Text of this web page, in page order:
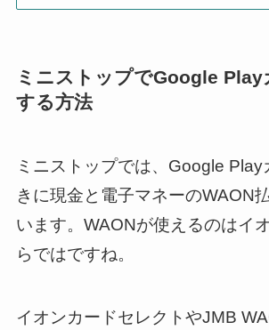
ミニストップでGoogle Play
する方法
ミニストップでは、Google Play
きに現金と電子マネーのWAON
います。WAONが使えるのはイ
らではですね。
イオンカードセレクトやJMB